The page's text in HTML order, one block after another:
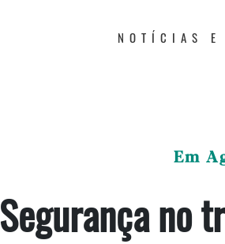
NOTÍCIAS E
Em
Segurança no